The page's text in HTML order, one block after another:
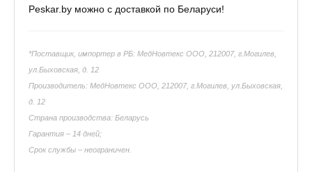
Peskar.by можно с доставкой по Беларуси!
*Поставщик, импортер в РБ: МедНовтекс ООО, 212007, г.Могилев,
ул.Быховская, д. 12
Производитель: МедНовтекс ООО, 212007, г.Могилев, ул.Быховская,
д. 12
Страна производства: Беларусь
Гарантия – 14 дней;
Срок службы – неограничен.